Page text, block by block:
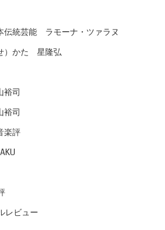
伝統芸能 ラモーナ・ツァラヌ
）かた 星隆弘
司
司
楽評
レビュー